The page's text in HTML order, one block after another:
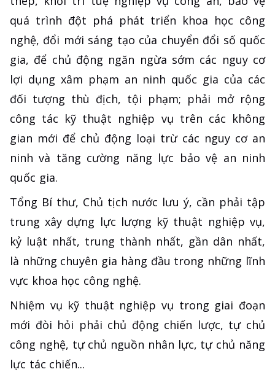
quá trình đột phá phát triển khoa học công
nghệ, đổi mới sáng tạo của chuyển đổi số quốc
gia, để chủ động ngăn ngừa sớm các nguy cơ
lợi dụng xâm phạm an ninh quốc gia của các
đối tượng thù địch, tội phạm; phải mở rộng
công tác kỹ thuật nghiệp vụ trên các không
gian mới để chủ động loại trừ các nguy cơ an
ninh và tăng cường năng lực bảo vệ an ninh
quốc gia.
Tổng Bí thư, Chủ tịch nước lưu ý, cần phải tập
trung xây dựng lực lượng kỹ thuật nghiệp vụ,
kỷ luật nhất, trung thành nhất, gần dân nhất,
là những chuyên gia hàng đầu trong những lĩnh
vực khoa học công nghệ.
Nhiệm vụ kỹ thuật nghiệp vụ trong giai đoạn
mới đòi hỏi phải chủ động chiến lược, tự chủ
công nghệ, tự chủ nguồn nhân lực, tự chủ năng
lực tác chiến...